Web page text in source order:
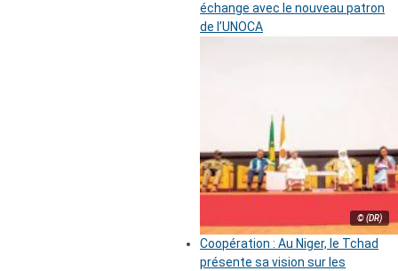
échange avec le nouveau patron
de l’UNOCA
© (DR)
Coopération : Au Niger, le Tchad
présente sa vision sur les